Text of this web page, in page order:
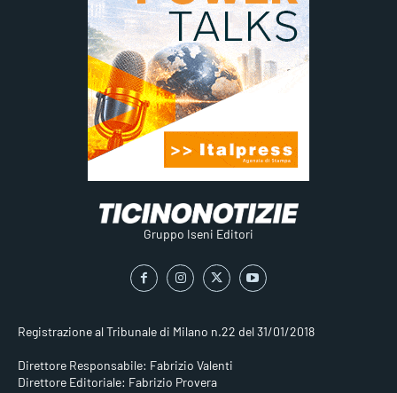
Gruppo Iseni Editori
Registrazione al Tribunale di Milano n.22 del 31/01/2018
Direttore Responsabile: Fabrizio Valenti
Direttore Editoriale: Fabrizio Provera